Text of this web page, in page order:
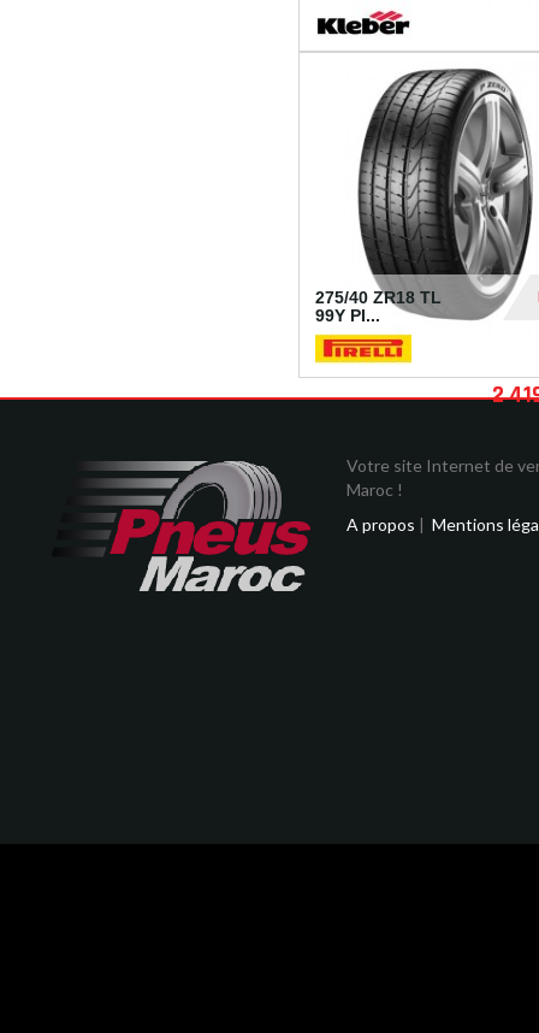
275/40 ZR18 TL
99Y PI...
2
Votre site Internet de
Maroc !
A propos | Mentions